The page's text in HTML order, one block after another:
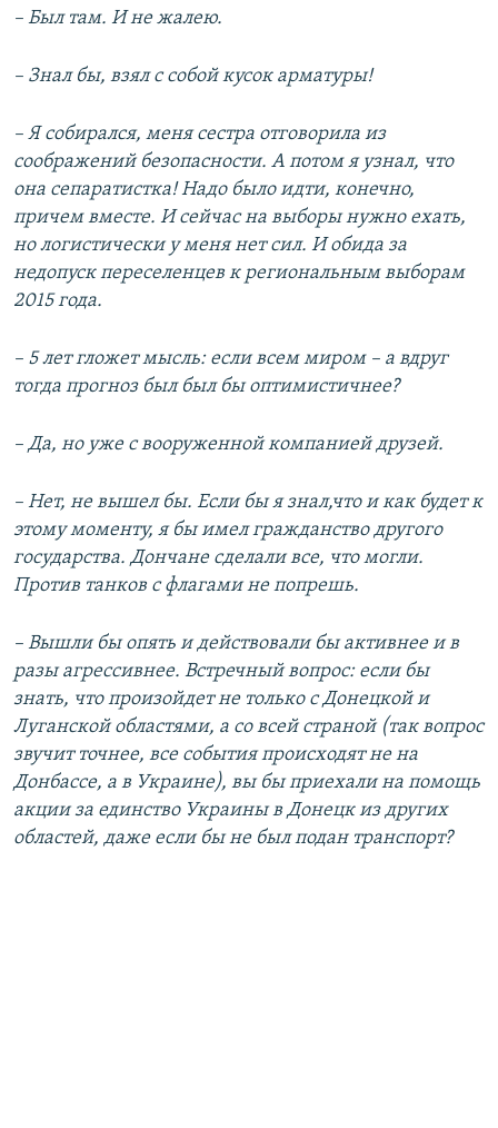
– Был там. И не жалею.
– Знал бы, взял с собой кусок арматуры!
– Я собирался, меня сестра отговорила из
соображений безопасности. А потом я узнал, что
она сепаратистка! Надо было идти, конечно,
причем вместе. И сейчас на выборы нужно ехать,
но логистически у меня нет сил. И обида за
недопуск переселенцев к региональным выборам
2015 года.
– 5 лет гложет мысль: если всем миром – а вдруг
тогда прогноз был был бы оптимистичнее?
– Да, но уже с вооруженной компанией друзей.
– Нет, не вышел бы. Если бы я знал,что и как будет к
этому моменту, я бы имел гражданство другого
государства. Дончане сделали все, что могли.
Против танков с флагами не попрешь.
– Вышли бы опять и действовали бы активнее и в
разы агрессивнее. Встречный вопрос: если бы
знать, что произойдет не только с Донецкой и
Луганской областями, а со всей страной (так вопрос
звучит точнее, все события происходят не на
Донбассе, а в Украине), вы бы приехали на помощь
акции за единство Украины в Донецк из других
областей, даже если бы не был подан транспорт?